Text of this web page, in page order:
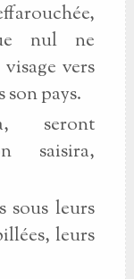
nul ne
vers
pays.
seront
saisira,
sous leurs
leurs